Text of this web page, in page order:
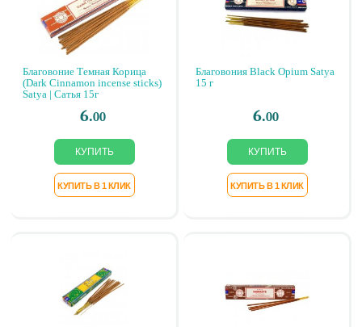
Благовоние Темная Корица
(Dark Cinnamon incense sticks)
Satya | Сатья 15г
6.00
Благовония Black Opium Satya
15 г
6.00